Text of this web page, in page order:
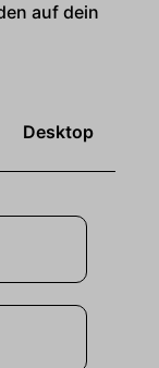
auf dein
Desktop